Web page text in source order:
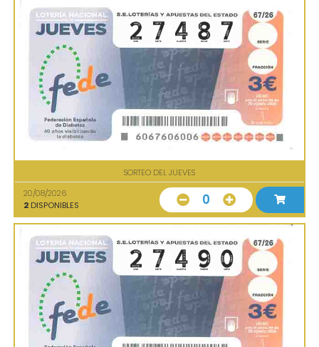
SORTEO DEL JUEVES
20/08/2026
2 DISPONIBLES 0